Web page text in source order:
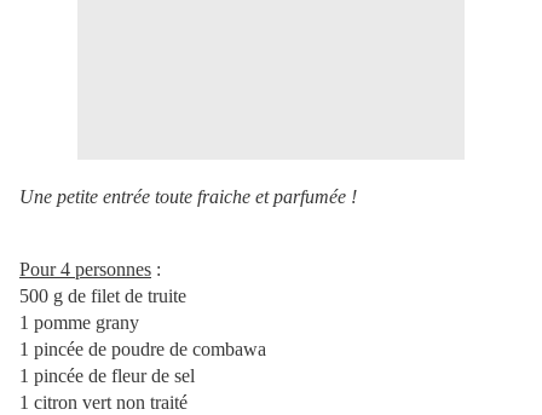
Une petite entrée toute fraiche et parfumée !
Pour 4 personnes :
500 g de filet de truite
1 pomme grany
1 pincée de poudre de combawa
1 pincée de fleur de sel
1 citron vert non traité